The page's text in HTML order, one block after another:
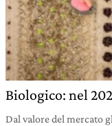
Biologico: nel
Dal valore del mercato